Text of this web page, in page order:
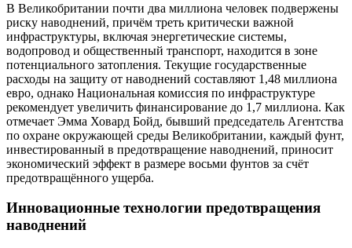
В Великобритании почти два миллиона человек подвержены
риску наводнений, причём треть критически важной
инфраструктуры, включая энергетические системы,
водопровод и общественный транспорт, находится в зоне
потенциального затопления. Текущие государственные
расходы на защиту от наводнений составляют 1,48 миллиона
евро, однако Национальная комиссия по инфраструктуре
рекомендует увеличить финансирование до 1,7 миллиона. Как
отмечает Эмма Ховард Бойд, бывший председатель Агентства
по охране окружающей среды Великобритании, каждый фунт,
инвестированный в предотвращение наводнений, приносит
экономический эффект в размере восьми фунтов за счёт
предотвращённого ущерба.
Инновационные технологии предотвращения
наводнений